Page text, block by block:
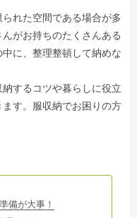
れた空間である場合が多
がお持ちのたくさんある
に、整理整頓して納めな
するコツや暮らしに役立
す。服収納でお困りの方
備が大事！